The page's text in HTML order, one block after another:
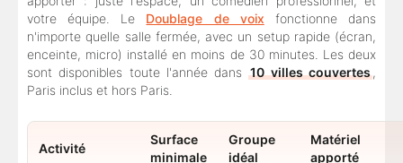
votre équipe. Le Doublage de voix fonctionne dans
n'importe quelle salle fermée, avec un setup rapide (écran,
enceinte, micro) installé en moins de 30 minutes. Les deux
sont disponibles toute l'année dans10 villes couvertes ,
Paris inclus et hors Paris.
Activité
Surface
minimale
Groupe
idéal
Matériel
apporté